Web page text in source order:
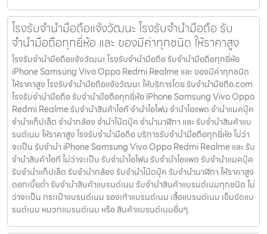
โรงรับจำนำมือถือแจ้งวัฒนะ โรงรับจำนำมือถือ รับ
จำนำมือถือทุกยี่ห้อ และ ของมีค่าทุกชนิด ให้ราคาสูง
โรงรับจำนำมือถือแจ้งวัฒนะ โรงรับจำนำมือถือ รับจำนำมือถือทุกยี่ห้อ
iPhone Samsung Vivo Oppo Redmi Realme และ ของมีค่าทุกชนิด
ให้ราคาสูง โรงรับจำนำมือถือแจ้งวัฒนะ ให้บริการโดย รับจํานํามือถือ.com
โรงรับจำนำมือถือ รับจำนำมือถือทุกยี่ห้อ iPhone Samsung Vivo Oppo
Redmi Realme รับจำนำสินค้าไอที จำนำไอโฟน จำนำไอแพด จำนำแมคบุ๊ค
จำนำแท็ปเล็ต จำนำกล้อง จำนำโน๊ตบุ๊ค จำนำนาฬิกา และ รับจำนำสินค้าแบ
รนด์เนม ให้ราคาสูง โรงรับจำนำมือถือ บริการรับจำนำมือถือทุกยี่ห้อ ไม่ว่า
จะเป็น รับจำนำ iPhone Samsung Vivo Oppo Redmi Realme และ รับ
จำนำสินค้าไอที ไม่ว่าจะเป็น รับจำนำไอโฟน รับจำนำไอแพด รับจำนำแมคบุ๊ค
รับจำนำแท็ปเล็ต รับจำนำกล้อง รับจำนำโน๊ตบุ๊ค รับจำนำนาฬิกา ให้ราคาสูง
ดอกเบี้ยต่ำ รับจำนำสินค้าแบรนด์เนม รับจำนำสินค้าแบรนด์เนมทุกชนิด ไม่
ว่าจะเป็น กระเป๋าแบรนด์เนม รองเท้าแบรนด์เนม เสื้อแบรนด์เนม เข็มขัดแบ
รนด์เนม หมวกแบรนด์เนม หรือ สินค้าแบรนด์เนมอื่นๆ